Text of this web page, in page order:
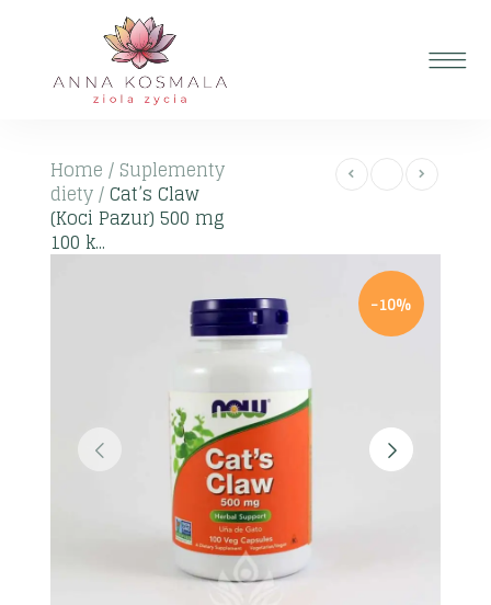
Home / Suplementy
diety/Cat’s Claw
(Koci Pazur) 500 mg
100 k...
-10%